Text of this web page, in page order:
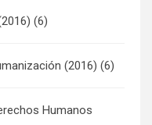
(6)
(2016) (6)
Humanos